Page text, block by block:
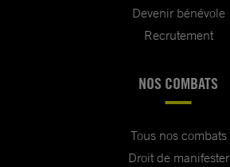
Devenir bénévole
Recrutement
NOS COMBATS
Tous nos combats
Droit de manifester